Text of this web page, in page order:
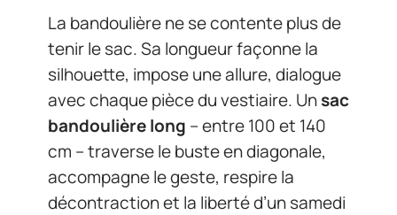
La bandoulière ne se contente plus de
tenir le sac. Sa longueur façonne la
silhouette, impose une allure, dialogue
avec chaque pièce du vestiaire. Unsac
bandoulière long – entre 100 et 140
cm – traverse le buste en diagonale,
accompagne le geste, respire la
décontraction et la liberté d’un samedi